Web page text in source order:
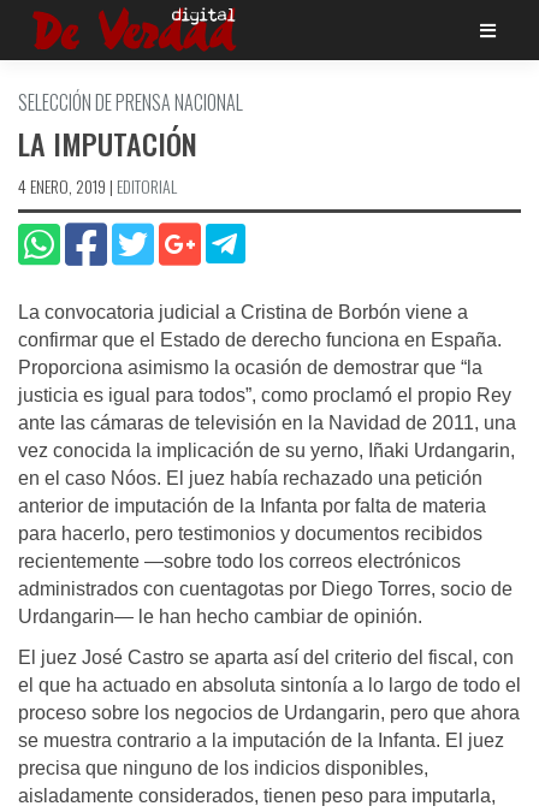
Saltar
SELECCIÓN DE PRENSA NACIONAL
LA IMPUTACIÓN
4 ENERO, 2019 | EDITORIAL
La convocatoria judicial a Cristina de Borbón viene a
confirmar que el Estado de derecho funciona en España.
Proporciona asimismo la ocasión de demostrar que “la
justicia es igual para todos”, como proclamó el propio Rey
ante las cámaras de televisión en la Navidad de 2011, una
vez conocida la implicación de su yerno, Iñaki Urdangarin,
en el caso Nóos. El juez había rechazado una petición
anterior de imputación de la Infanta por falta de materia
para hacerlo, pero testimonios y documentos recibidos
recientemente —sobre todo los correos electrónicos
administrados con cuentagotas por Diego Torres, socio de
Urdangarin— le han hecho cambiar de opinión.
El juez José Castro se aparta así del criterio del fiscal, con
el que ha actuado en absoluta sintonía a lo largo de todo el
proceso sobre los negocios de Urdangarin, pero que ahora
se muestra contrario a la imputación de la Infanta. El juez
precisa que ninguno de los indicios disponibles,
aisladamente considerados, tienen peso para imputarla,